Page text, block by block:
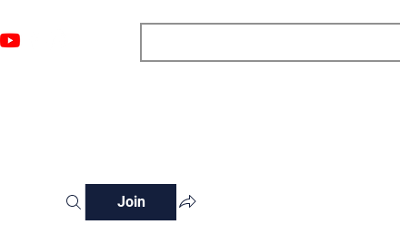
Join